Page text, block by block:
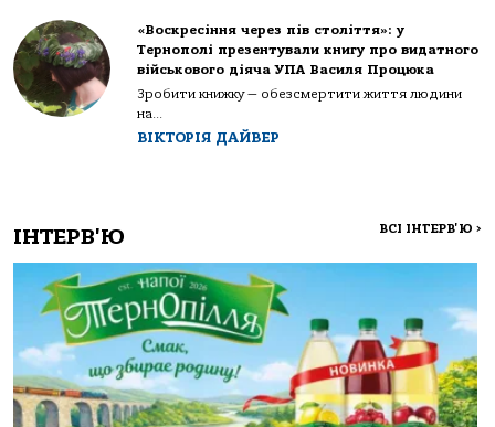
«Воскресіння через пів століття»: у
Тернополі презентували книгу про видатного
військового діяча УПА Василя Процюка
Зробити книжку — обезсмертити життя людини
на...
ВІКТОРІЯ ДАЙВЕР
ІНТЕРВ'Ю ВСІ ІНТЕРВ'Ю >